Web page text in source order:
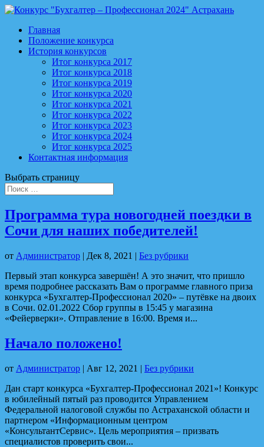
Главная
Положение конкурса
История конкурсов
Итог конкурса 2017
Итог конкурса 2018
Итог конкурса 2019
Итог конкурса 2020
Итог конкурса 2021
Итог конкурса 2022
Итог конкурса 2023
Итог конкурса 2024
Итог конкурса 2025
Контактная информация
Выбрать страницу
Программа тура новогодней поездки в
Сочи для наших победителей!
от Администратор | Дек 8, 2021 | Без рубрики
Первый этап конкурса завершён! А это значит, что пришло
время подробнее рассказать Вам о программе главного приза
конкурса «Бухгалтер-Профессионал 2020» – путёвке на двоих
в Сочи. 02.01.2022 Сбор группы в 15:45 у магазина
«Фейерверки». Отправление в 16:00. Время и...
Начало положено!
от Администратор | Авг 12, 2021 | Без рубрики
Дан старт конкурса «Бухгалтер-Профессионал 2021»! Конкурс
в юбилейный пятый раз проводится Управлением
Федеральной налоговой службы по Астраханской области и
партнером «Информационным центром
«КонсультантСервис». Цель мероприятия – призвать
специалистов проверить свои...